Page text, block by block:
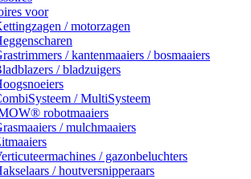
voor
/ motorzagen
/ kantenmaaiers / bosmaaiers
/ bladzuigers
/ MultiSysteem
robotmaaiers
/ mulchmaaiers
/ gazonbeluchters
/ houtversnipperaars